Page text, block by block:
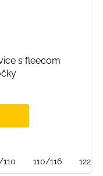
s fleecom
110/116 122/